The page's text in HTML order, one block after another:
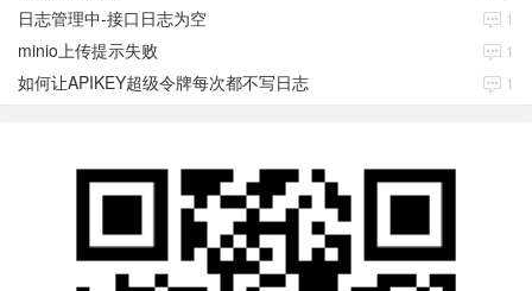
日志管理中-接口日志为空 1
minio上传提示失败 1
如何让APIKEY超级令牌每次都不写日志 1